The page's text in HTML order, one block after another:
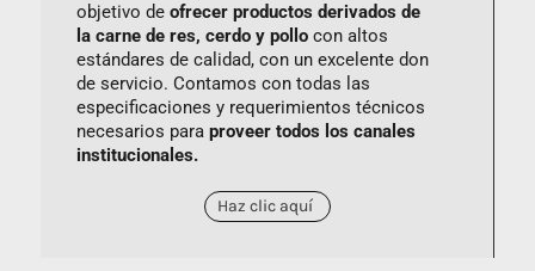
objetivo de ofrecer productos derivados de
la carne de res, cerdo y pollo con altos
estándares de calidad, con un excelente don
de servicio. Contamos con todas las
especificaciones y requerimientos técnicos
necesarios para proveer todos los canales
institucionales.
Haz clic aquí